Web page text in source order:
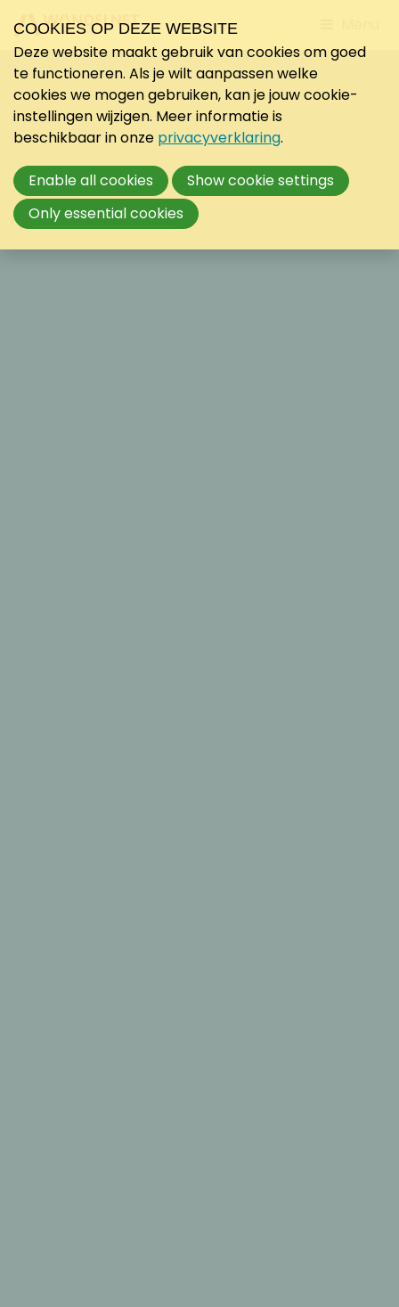
to
COOKIES OP DEZE WEBSITE
Deze website maakt gebruik van cookies om goed
te functioneren. Als je wilt aanpassen welke
cookies we mogen gebruiken, kan je jouw cookie-
instellingen wijzigen. Meer informatie is
beschikbaar in onze privacyverklaring.
Enable all cookies
Show cookie settings
Only essential cookies